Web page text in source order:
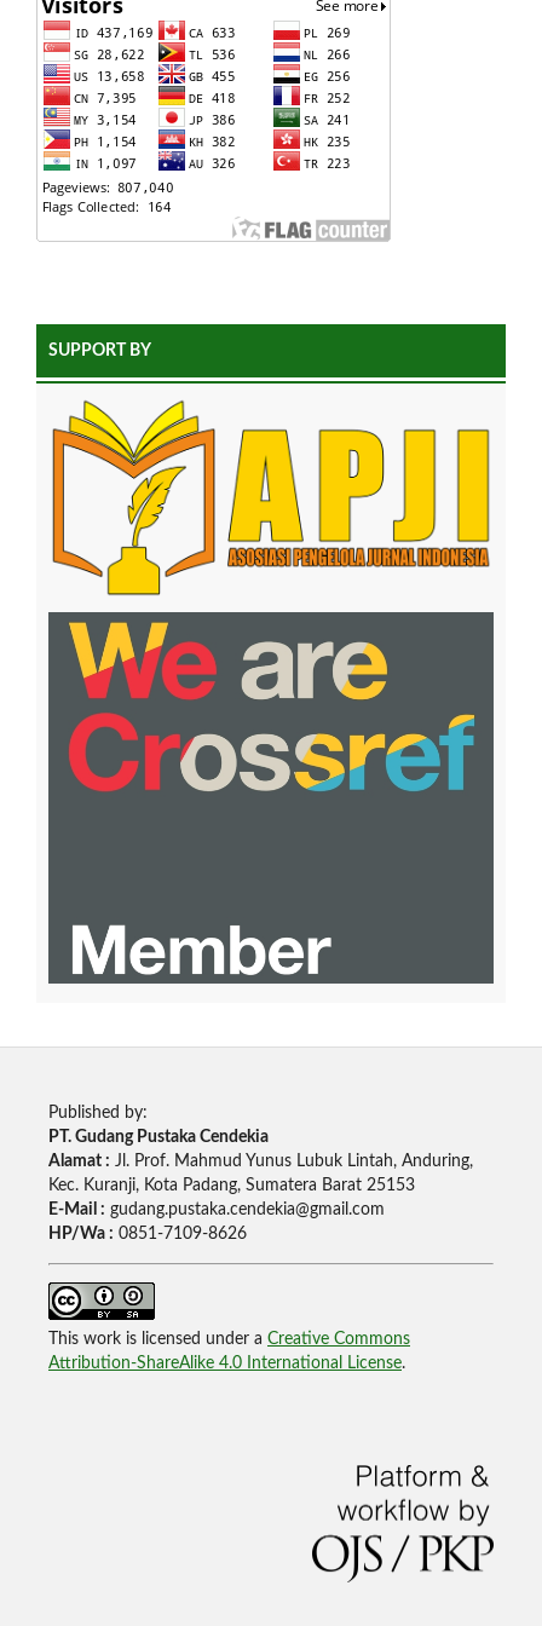
SUPPORT BY
Published by:
PT. Gudang Pustaka Cendekia
Alamat : Jl. Prof. Mahmud Yunus Lubuk Lintah, Anduring,
Kec. Kuranji, Kota Padang, Sumatera Barat 25153
E-Mail : gudang.pustaka.cendekia@gmail.com
HP/Wa : 0851-7109-8626
This work is licensed under a Creative Commons
Attribution-ShareAlike 4.0 International License.